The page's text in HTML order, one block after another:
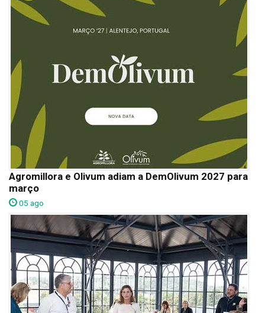
Agromillora e Olivum adiam a DemOlivum 2027 para
março
05 ago